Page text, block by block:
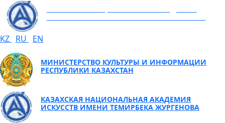
KZ RU EN
МИНИСТЕРСТВО КУЛЬТУРЫ И ИНФОРМАЦИИ
РЕСПУБЛИКИ КАЗАХСТАН
КАЗАХСКАЯ НАЦИОНАЛЬНАЯ АКАДЕМИЯ
ИСКУССТВ ИМЕНИ ТЕМИРБЕКА ЖУРГЕНОВА